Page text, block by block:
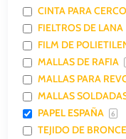
CINTA PARA CERCO
FIELTROS DE LANA
FILM DE
MALLAS DE RAFIA
MALLAS PARA
MALLAS
PAPEL ESPAÑA 6
TEJIDO DE BRONCE